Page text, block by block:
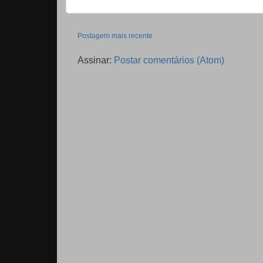
Postagem mais recente
Assinar: Postar comentários (Atom)